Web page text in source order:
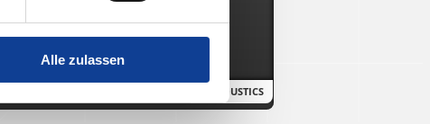
Alle zulassen
20 kg
L-ACOUSTICS